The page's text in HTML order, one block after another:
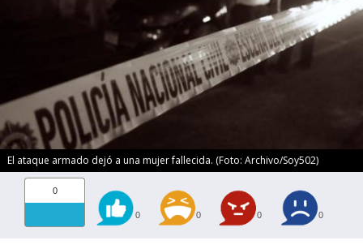
El ataque armado dejó a una mujer fallecida. (Foto: Archivo/Soy502)
0
0 0 0 0